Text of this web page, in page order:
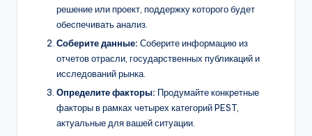
решение или проект, поддержку которого будет
обеспечивать анализ.
Соберите данные: Соберите информацию из
отчетов отрасли, государственных публикаций и
исследований рынка.
Определите факторы: Продумайте конкретные
факторы в рамках четырех категорий PEST,
актуальные для вашей ситуации.